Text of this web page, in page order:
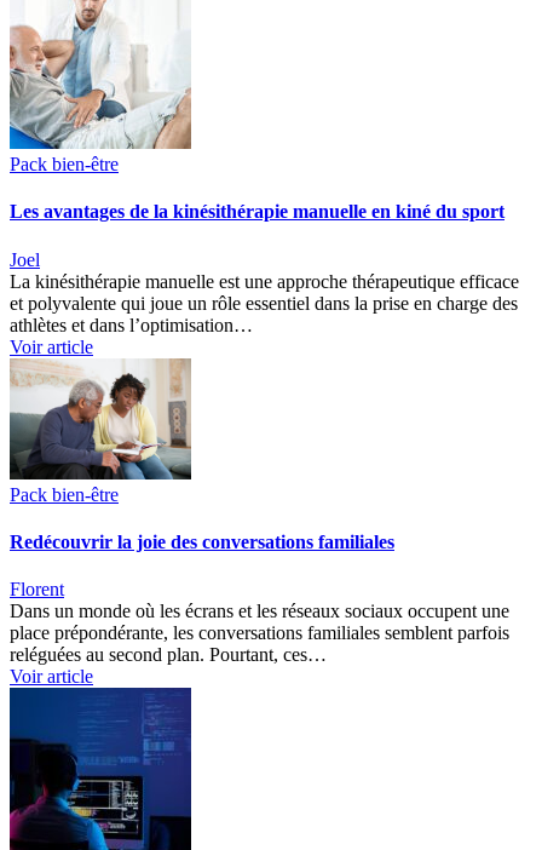
Pack bien-être
Les avantages de la kinésithérapie manuelle en kiné du sport
Joel
La kinésithérapie manuelle est une approche thérapeutique efficace
et polyvalente qui joue un rôle essentiel dans la prise en charge des
athlètes et dans l’optimisation…
Voir article
Pack bien-être
Redécouvrir la joie des conversations familiales
Florent
Dans un monde où les écrans et les réseaux sociaux occupent une
place prépondérante, les conversations familiales semblent parfois
reléguées au second plan. Pourtant, ces…
Voir article